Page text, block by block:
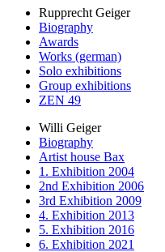
Rupprecht Geiger
Biography
Awards
Works (german)
Solo exhibitions
Group exhibitions
ZEN 49
Willi Geiger
Biography
Artist house Bax
1. Exhibition 2004
2nd Exhibition 2006
3rd Exhibition 2009
4. Exhibition 2013
5. Exhibition 2016
6. Exhibition 2021